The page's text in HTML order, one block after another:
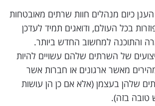
כיום מנהלים חוות שרתים מאובטחות
בכל העולם, ודואגים תמיד לעדכן
והתוכנה למחשוב החדש ביותר.
של השרתים שלהם עשויים להיות
מאשר ארגונים או חברות אשר
שלהן בעצמן (אלא אם כן הן עושות
בזה).